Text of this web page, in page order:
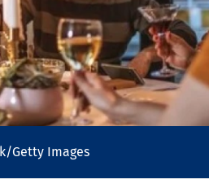
Getty Images